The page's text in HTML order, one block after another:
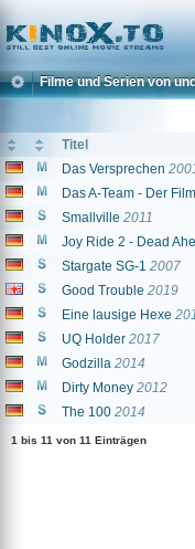
Home
Filme und Serien von
Titel
Das Versprechen
Das A-Team - Der Film
Smallville 2011
Joy Ride 2 - Dead
Stargate SG-1 2007
Good Trouble 2019
Eine lausige Hexe
UQ Holder 2017
Godzilla 2014
Dirty Money 2012
The 100 2014
1 bis 11 von 11 Einträgen